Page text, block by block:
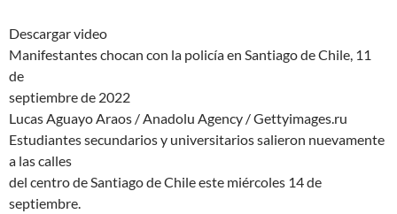
Descargar video
Manifestantes chocan con la policía en Santiago de Chile, 11
de
septiembre de 2022
Lucas Aguayo Araos / Anadolu Agency / Gettyimages.ru
Estudiantes secundarios y universitarios salieron nuevamente
a las calles
del centro de Santiago de Chile este miércoles 14 de
septiembre.